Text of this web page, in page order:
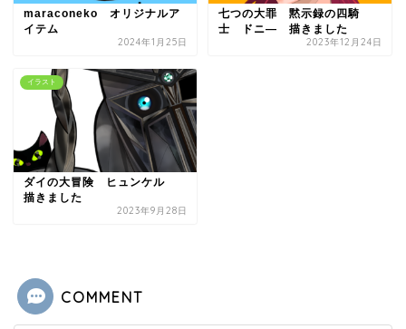
maraconeko オリジナルア
イテム
2024年1月25日
七つの大罪 黙示録の四騎
士 ドニ― 描きました
2023年12月24日
イラスト
ダイの大冒険 ヒュンケル
描きました
2023年9月28日
COMMENT